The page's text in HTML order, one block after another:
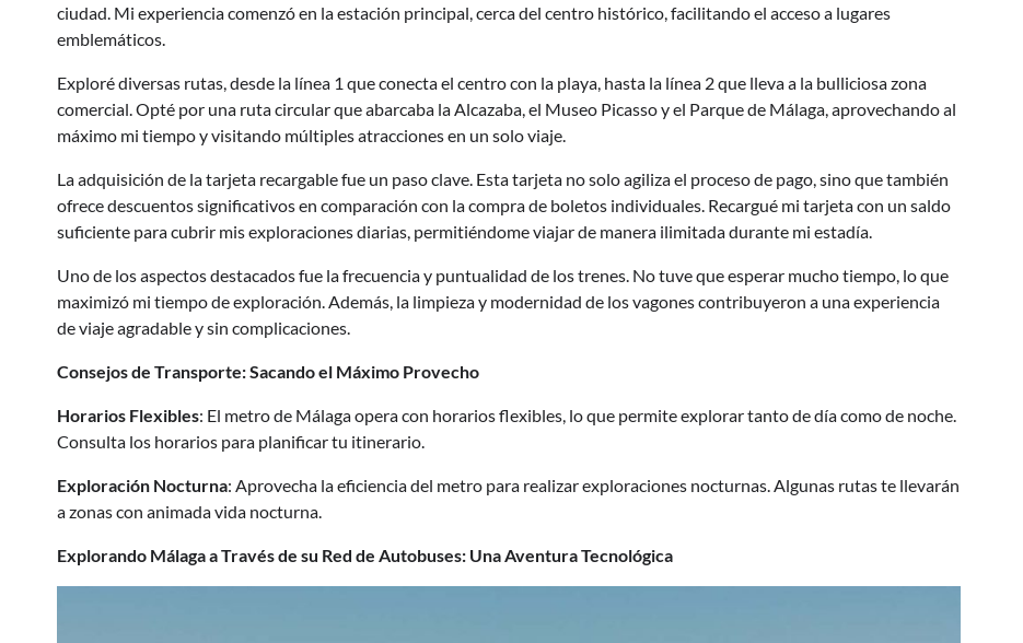
ciudad. Mi experiencia comenzó en la estación principal, cerca del centro histórico, facilitando el acceso a lugares
emblemáticos.
Exploré diversas rutas, desde la línea 1 que conecta el centro con la playa, hasta la línea 2 que lleva a la bulliciosa zona
comercial. Opté por una ruta circular que abarcaba la Alcazaba, el Museo Picasso y el Parque de Málaga, aprovechando al
máximo mi tiempo y visitando múltiples atracciones en un solo viaje.
La adquisición de la tarjeta recargable fue un paso clave. Esta tarjeta no solo agiliza el proceso de pago, sino que también
ofrece descuentos significativos en comparación con la compra de boletos individuales. Recargué mi tarjeta con un saldo
suficiente para cubrir mis exploraciones diarias, permitiéndome viajar de manera ilimitada durante mi estadía.
Uno de los aspectos destacados fue la frecuencia y puntualidad de los trenes. No tuve que esperar mucho tiempo, lo que
maximizó mi tiempo de exploración. Además, la limpieza y modernidad de los vagones contribuyeron a una experiencia
de viaje agradable y sin complicaciones.
Consejos de Transporte: Sacando el Máximo Provecho
Horarios Flexibles: El metro de Málaga opera con horarios flexibles, lo que permite explorar tanto de día como de noche.
Consulta los horarios para planificar tu itinerario.
Exploración Nocturna: Aprovecha la eficiencia del metro para realizar exploraciones nocturnas. Algunas rutas te llevarán
a zonas con animada vida nocturna.
Explorando Málaga a Través de su Red de Autobuses: Una Aventura Tecnológica